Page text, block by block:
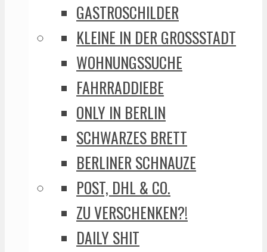
GASTROSCHILDER
KLEINE IN DER GROSSSTADT
WOHNUNGSSUCHE
FAHRRADDIEBE
ONLY IN BERLIN
SCHWARZES BRETT
BERLINER SCHNAUZE
POST, DHL & CO.
ZU VERSCHENKEN?!
DAILY SHIT